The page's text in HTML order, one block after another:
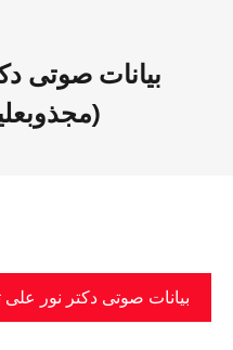
بیانات صوتی
بیانات صوتی دکتر نور علی